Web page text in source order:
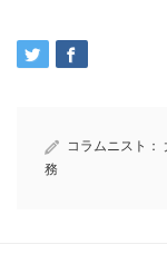
コラムニスト：
務